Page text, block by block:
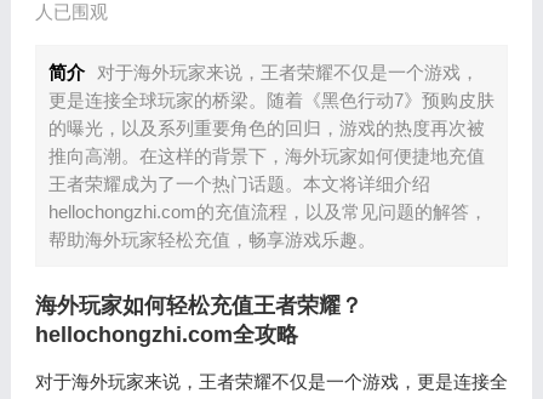
人已围观
简介
对于海外玩家来说，王者荣耀不仅是一个游戏，
更是连接全球玩家的桥梁。随着《黑色行动7》预购皮肤
的曝光，以及系列重要角色的回归，游戏的热度再次被
推向高潮。在这样的背景下，海外玩家如何便捷地充值
王者荣耀成为了一个热门话题。本文将详细介绍
hellochongzhi.com的充值流程，以及常见问题的解答，
帮助海外玩家轻松充值，畅享游戏乐趣。
海外玩家如何轻松充值王者荣耀？
hellochongzhi.com全攻略
对于海外玩家来说，王者荣耀不仅是一个游戏，更是连接全